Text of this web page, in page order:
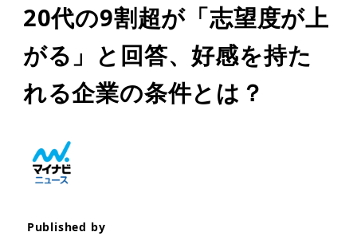
20代の9割超が「志望度が上
がる」と回答、好感を持た
れる企業の条件とは？
Published by